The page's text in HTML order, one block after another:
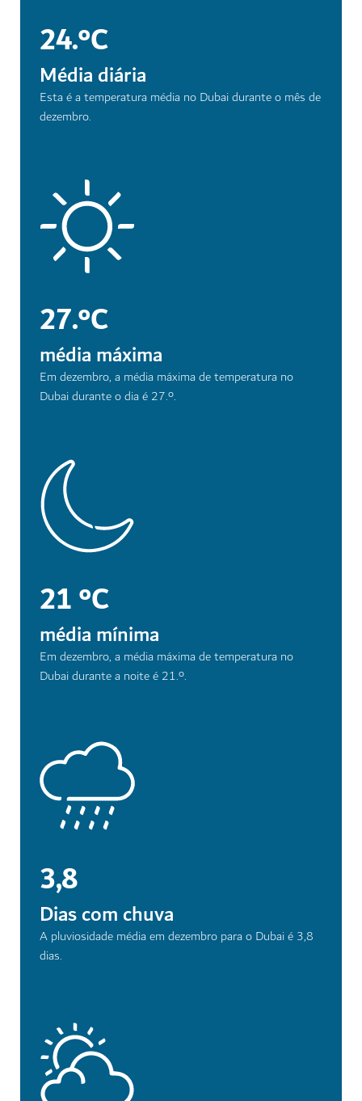
24.°C
Média diária
Esta é a temperatura média no Dubai durante o mês de
dezembro.
27.°C
média máxima
Em dezembro, a média máxima de temperatura no
Dubai durante o dia é 27.º.
21 °C
média mínima
Em dezembro, a média máxima de temperatura no
Dubai durante a noite é 21.º.
3,8
Dias com chuva
A pluviosidade média em dezembro para o Dubai é 3,8
dias.